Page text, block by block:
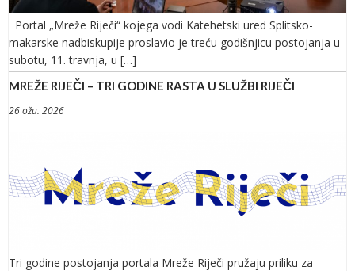
Portal „Mreže Riječi“ kojega vodi Katehetski ured Splitsko-
makarske nadbiskupije proslavio je treću godišnjicu postojanja u
subotu, 11. travnja, u […]
MREŽE RIJEČI – TRI GODINE RASTA U SLUŽBI RIJEČI
26 ožu. 2026
Tri godine postojanja portala Mreže Riječi pružaju priliku za